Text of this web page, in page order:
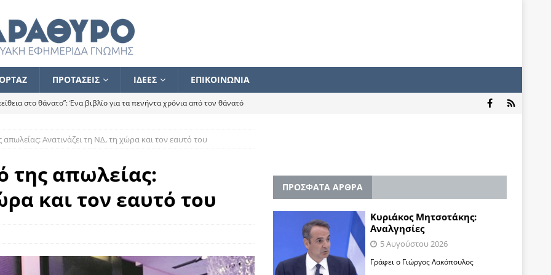
ΠΡΟΤΑΣΕΙΣ ΙΔΕΕΣ ΕΠΙΚΟΙΝΩΝΙΑ
στο θάνατο”: Ένα βιβλίο για τα πενήντα χρόνια από τον θάνατό
το ποιος κοροϊδεύει ποιον Αλέξη
ΑΝΑΓΝΩΣΕΙΣ
ότι δεν υπάρχει παρακολούθηση και κέντρο το οποίο
θερμά όσους σπεύδουν να το ενισχύσουν – Συνεχίζουμε
των εκλογών
Ανατινάζει τη ΝΔ, τη χώρα και τον εαυτό του
της απωλείας:
και τον εαυτό του
ΠΡΟΣΦΑΤΑ ΑΡΘΡΑ
Κυριάκος Μητσοτάκης:
Αναλγησίες
5 Αυγούστου 2026
Γράφει ο Γιώργος Λακόπουλος